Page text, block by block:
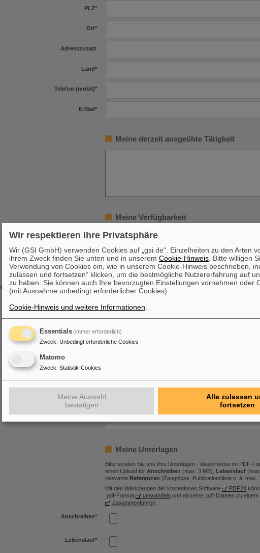
PLZ*
Ort*
Adresszusatz
Land*
Telefon (mobil)*
E-Mail*
Meine derzeit ausgeübte Tätigkeit
Meine Verfügbarkeit
Ich bin verfügbar ab*
Freiwillige Angabe
Ich bin eine Person mit Behinderung
Ja
Nein
Ich bin/war beschäftigt bei
Ja
Nein
Meine Unterlagen
Bitte senden Sie uns Ihre Unterlagen - idealerweise im PDF-
einen Upload für Anschreiben (max. 3 MB), Lebenslauf
relevante Referenzen (Zeugnisse, Publikationsliste o. ä, max.
Mit den Werkzeugen der kostenlosen Software
PDF24
.pdf-Format
umwandeln und einzelne .pdf-Dateien zu
zusammenführen
Anschreiben*
Lebenslauf*
Wir respektieren Ihre Privatsphäre
Wir (GSI GmbH) verwenden Cookies auf „gsi.de“. Einzelheiten zu den Arten
ihrem Zweck finden Sie unten und in unserem Cookie-Hinweis . Bitte willigen
Verwendung von Cookies ein, wie in unserem Cookie-Hinweis beschrieben,
zulassen und fortsetzen“ klicken, um die bestmögliche Nutzererfahrung auf
zu haben. Sie können auch Ihre bevorzugten Einstellungen vornehmen oder
(mit Ausnahme unbedingt erforderlicher Cookies).
Cookie-Hinweis und weitere Informationen
Essentials(immer erforderlich)
Zweck: Unbedingt erforderliche Cookies
Matomo
Zweck: Statistik-Cookies
Meine Auswahl
bestätigen
Alle zulassen
fortsetzen